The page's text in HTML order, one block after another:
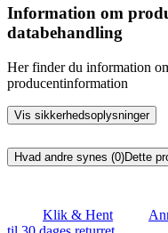
Information om
databehandling
Her finder du information
producentinformation
Vis sikkerhedsoplysninger
Hvad andre synes (0)Dette
Klik & Hent